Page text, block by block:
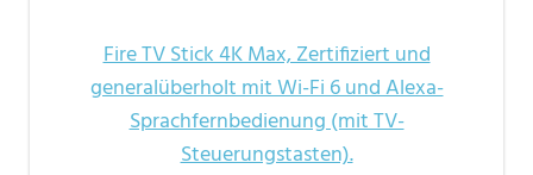
Fire TV Stick 4K Max, Zertifiziert und
generalüberholt mit Wi-Fi 6 und Alexa-
Sprachfernbedienung (mit TV-
Steuerungstasten).